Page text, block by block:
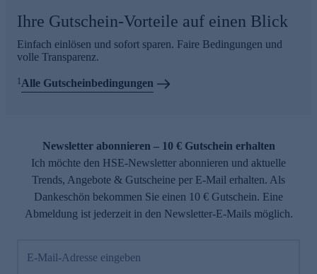
Ihre Gutschein-Vorteile auf einen Blick
Einfach einlösen und sofort sparen. Faire Bedingungen und
volle Transparenz.
1 Alle Gutscheinbedingungen
Newsletter abonnieren – 10 € Gutschein erhalten
Ich möchte den HSE-Newsletter abonnieren und aktuelle
Trends, Angebote & Gutscheine per E-Mail erhalten. Als
Dankeschön bekommen Sie einen 10 € Gutschein. Eine
Abmeldung ist jederzeit in den Newsletter-E-Mails möglich.
E-Mail-Adresse eingeben